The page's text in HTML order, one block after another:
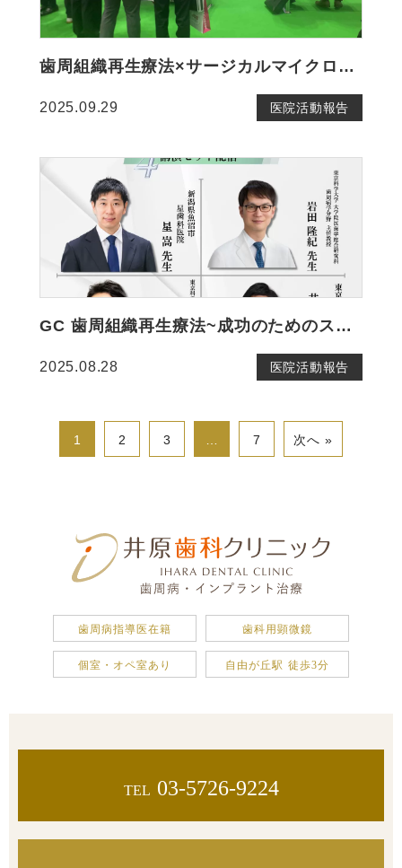
歯周組織再生療法×サージカルマイクロスコープ
2025.09.29 医院活動報告
GC 歯周組織再生療法~成功のためのステップバイステップガイド~
2025.08.28 医院活動報告
1 2 3 7 次へ »
歯周病指導医在籍 歯科用顕微鏡
個室・オペ室あり 自由が丘駅 徒歩3分
TEL 03-5726-9224